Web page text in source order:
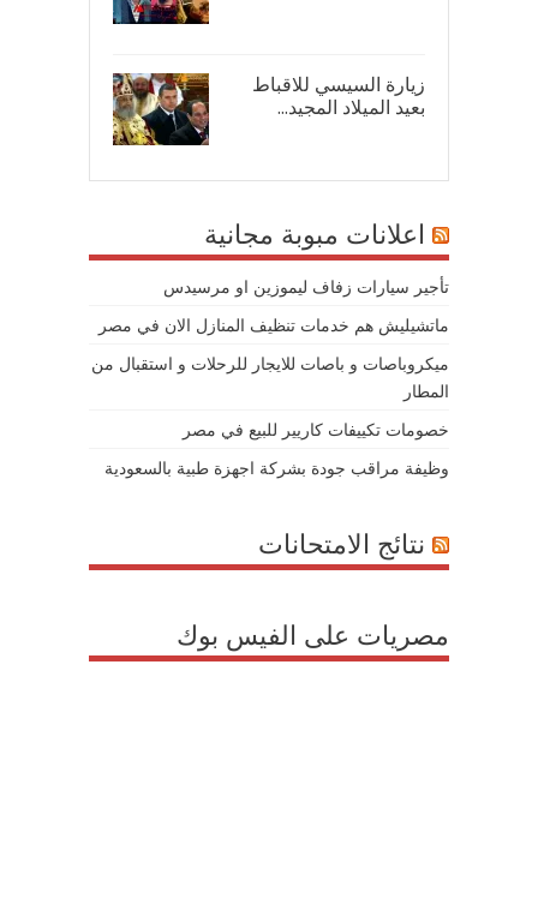
زيارة السيسي للاقباط
بعيد الميلاد المجيد...
اعلانات مبوبة مجانية
تأجير سيارات زفاف ليموزين او مرسيدس
ماتشيليش هم خدمات تنظيف المنازل الان في مصر
ميكروباصات و باصات للايجار للرحلات و استقبال من
المطار
خصومات تكييفات كاريير للبيع في مصر
وظيفة مراقب جودة بشركة اجهزة طبية بالسعودية
نتائج الامتحانات
مصريات على الفيس بوك